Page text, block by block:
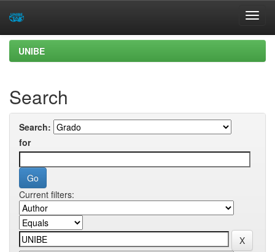
Skip
navigation
UNIBE
Search
Search:
for
Current filters: